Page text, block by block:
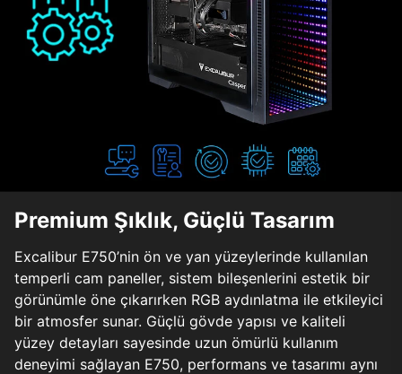
Premium Şıklık, Güçlü Tasarım
Excalibur E750’nin ön ve yan yüzeylerinde kullanılan
temperli cam paneller, sistem bileşenlerini estetik bir
görünümle öne çıkarırken RGB aydınlatma ile etkileyici
bir atmosfer sunar. Güçlü gövde yapısı ve kaliteli
yüzey detayları sayesinde uzun ömürlü kullanım
deneyimi sağlayan E750, performans ve tasarımı aynı